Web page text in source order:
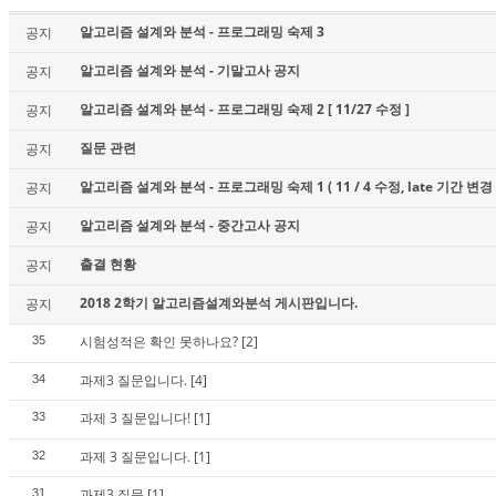
공지 알고리즘 설계와 분석 - 프로그래밍 숙제 3
공지 알고리즘 설계와 분석 - 기말고사 공지
공지 알고리즘 설계와 분석 - 프로그래밍 숙제 2 [ 11/27 수정 ]
공지 질문 관련
공지 알고리즘 설계와 분석 - 프로그래밍 숙제 1 ( 11 / 4 수정, late 기간 변경
공지 알고리즘 설계와 분석 - 중간고사 공지
공지 출결 현황
공지 2018 2학기 알고리즘설계와분석 게시판입니다.
35 시험성적은 확인 못하나요? [2]
34 과제3 질문입니다. [4]
33 과제 3 질문입니다! [1]
32 과제 3 질문입니다. [1]
31